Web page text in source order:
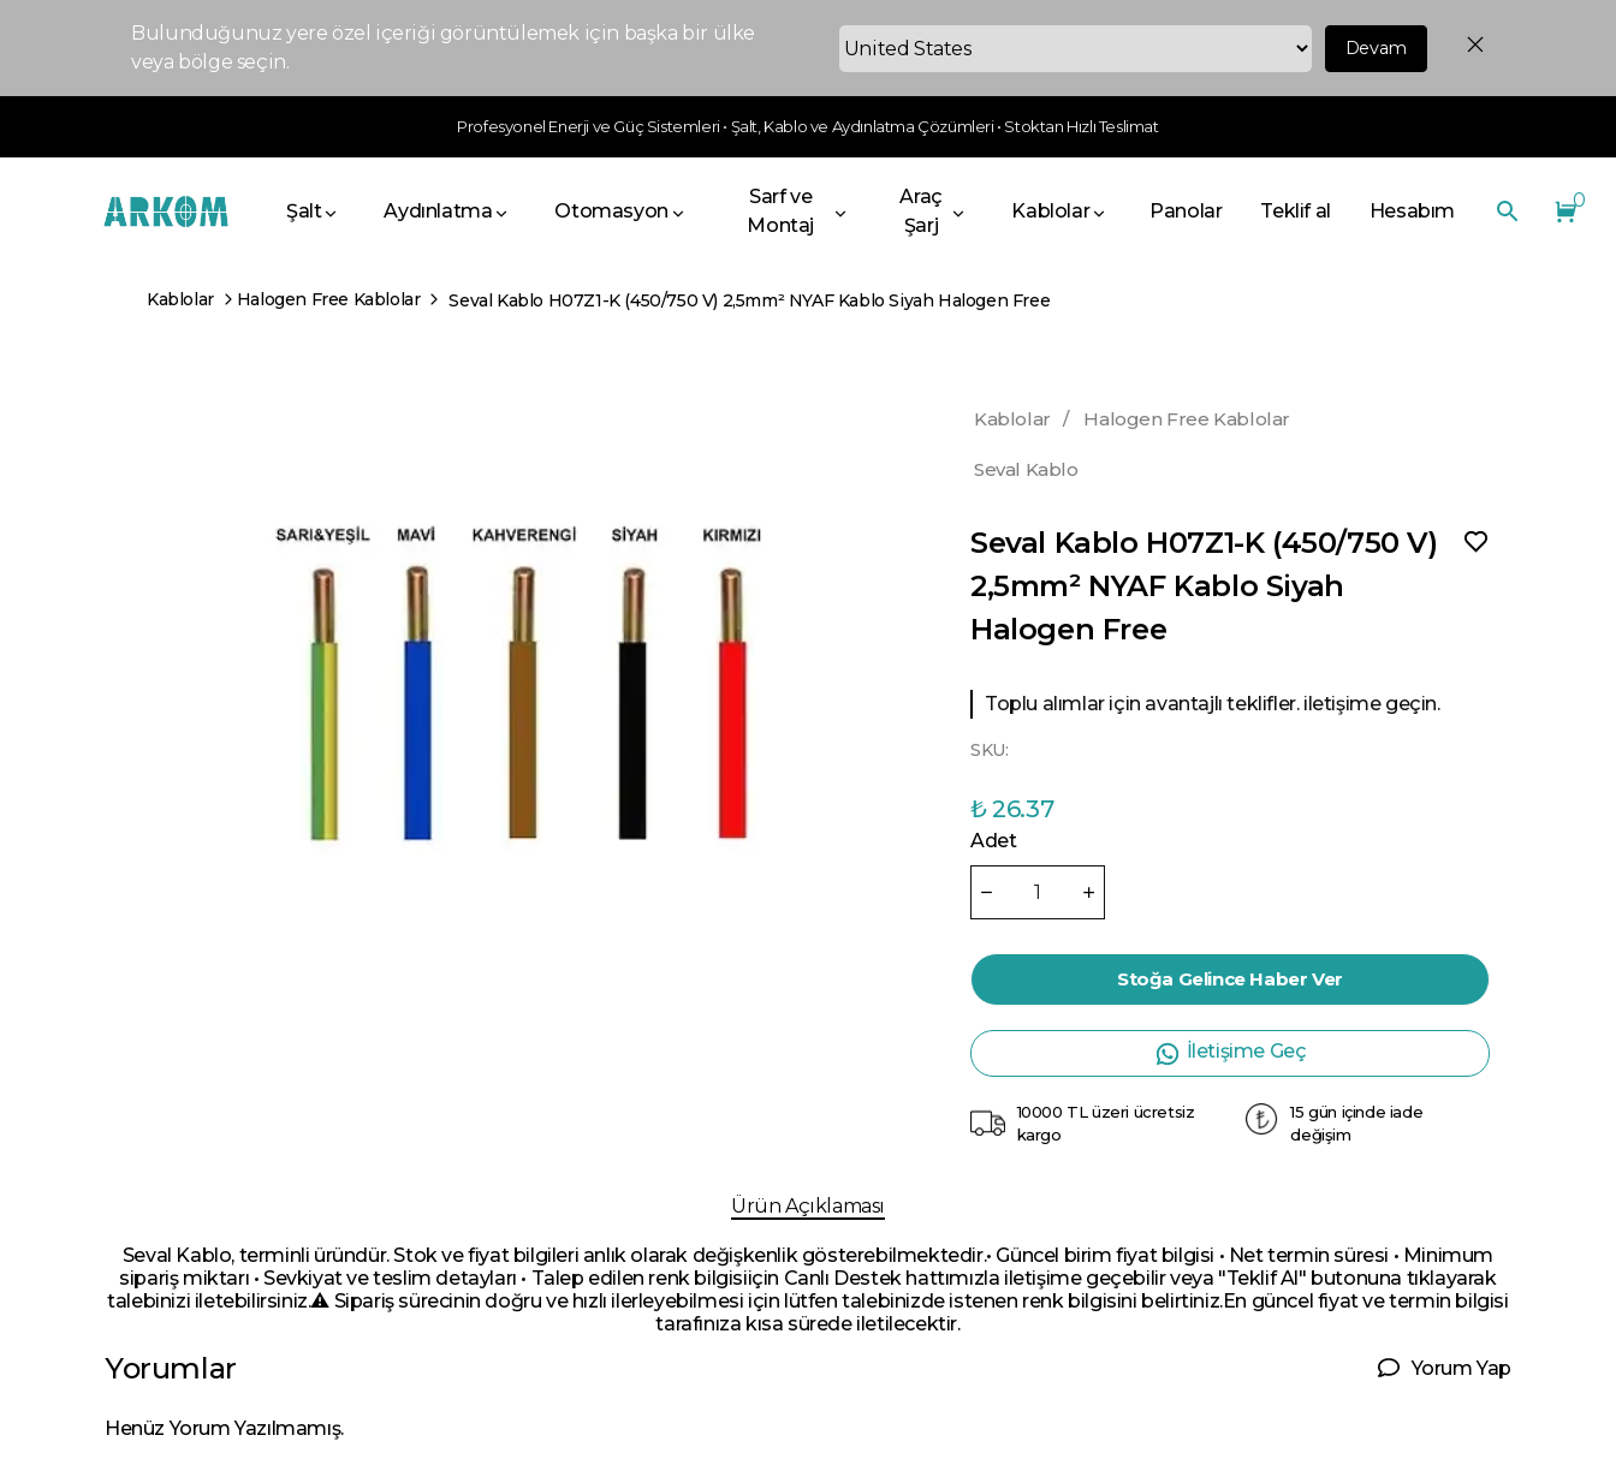
Bulunduğunuz yere özel içeriği görüntülemek için başka bir ülke
veya bölge seçin.
Devam
Profesyonel Enerji ve Güç Sistemleri • Şalt, Kablo ve Aydınlatma Çözümleri • Stoktan Hızlı Teslimat
Şalt Aydınlatma Otomasyon
Sarf ve
Montaj
Araç
Şarj
Kablolar Panolar Teklif al Hesabım 0
Kablolar Halogen Free Kablolar Seval Kablo H07Z1-K (450/750 V) 2,5mm² NYAF Kablo Siyah Halogen Free
Kablolar / Halogen Free Kablolar
Seval Kablo
Seval Kablo H07Z1-K (450/750 V)
2,5mm² NYAF Kablo Siyah
Halogen Free
Toplu alımlar için avantajlı teklifler. iletişime geçin.
SKU:
₺ 26.37
Adet
Stoğa Gelince Haber Ver
İletişime Geç
10000 TL üzeri ücretsiz
kargo
15 gün içinde iade
değişim
Ürün Açıklaması
Seval Kablo, terminli üründür. Stok ve fiyat bilgileri anlık olarak değişkenlik gösterebilmektedir.• Güncel birim fiyat bilgisi • Net termin süresi • Minimum
sipariş miktarı • Sevkiyat ve teslim detayları • Talep edilen renk bilgisiiçin Canlı Destek hattımızla iletişime geçebilir veya "Teklif Al" butonuna tıklayarak
talebinizi iletebilirsiniz.⚠️ Sipariş sürecinin doğru ve hızlı ilerleyebilmesi için lütfen talebinizde istenen renk bilgisini belirtiniz.En güncel fiyat ve termin bilgisi
tarafınıza kısa sürede iletilecektir.
Yorumlar Yorum Yap
Henüz Yorum Yazılmamış.